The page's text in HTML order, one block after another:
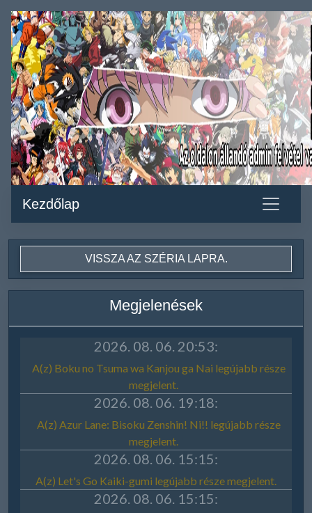
Kezdőlap
VISSZA AZ SZÉRIA LAPRA.
Megjelenések